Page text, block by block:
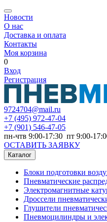
Новости
О нас
Доставка и оплата
Контакты
Моя корзина
0
Вход
Регистрация
9724704@mail.ru
+7 (495) 972-47-04
+7 (901) 546-47-05
пн-чтв 9:00-17:30 пт 9:00-
ОСТАВИТЬ ЗАЯВКУ
Каталог
Блоки подготовки
Пневматические
Электромагнитные
Дроссели
Глушители
Пневмоцилиндры и